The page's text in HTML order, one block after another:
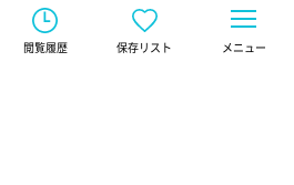
閲覧履歴 保存リスト メニュー
ーカー
ョン・学生賃貸など、